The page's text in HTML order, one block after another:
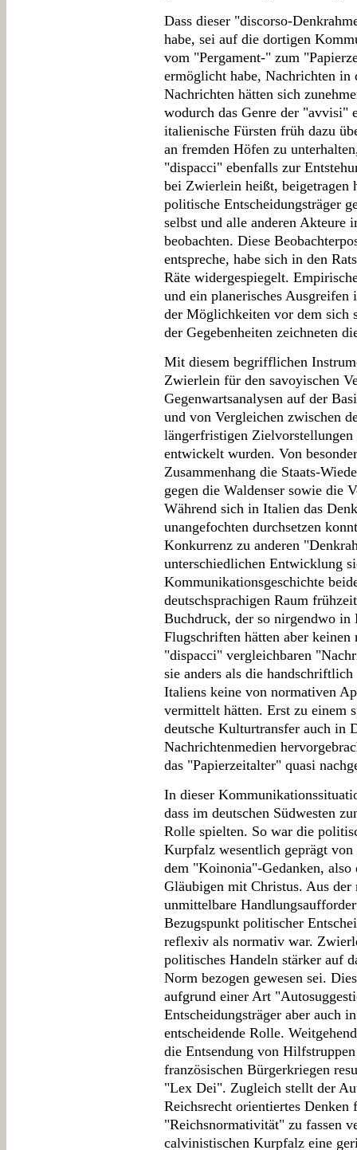
Dass dieser "discorso-
habe, sei auf die dortigen
vom "Pergament-" zum
ermöglicht habe, Nachrichten
Nachrichten hätten sich
wodurch das Genre der "avvisi"
italienische Fürsten früh dazu
an fremden Höfen zu
"dispacci" ebenfalls zur
bei Zwierlein heißt, beigetragen
politische Entscheidungsträger
selbst und alle anderen Akteure
beobachten. Diese
entspreche, habe sich in den
Räte widergespiegelt.
und ein planerisches
der Möglichkeiten vor dem sich
der Gegebenheiten zeichneten
Mit diesem begrifflichen
Zwierlein für den savoyischen
Gegenwartsanalysen auf der
und von Vergleichen zwischen
längerfristigen Zielvorstellungen
entwickelt wurden. Von
Zusammenhang die Staats-
gegen die Waldenser sowie die
Während sich in Italien das
unangefochten durchsetzen
Konkurrenz zu anderen
unterschiedlichen Entwicklung
Kommunikationsgeschichte
deutschsprachigen Raum
Buchdruck, der so nirgendwo in
Flugschriften hätten aber
"dispacci" vergleichbaren
sie anders als die
Italiens keine von normativen
vermittelt hätten. Erst zu einem
deutsche Kulturtransfer auch in
Nachrichtenmedien
das "Papierzeitalter" quasi
In dieser
dass im deutschen Südwesten
Rolle spielten. So war die
Kurpfalz wesentlich geprägt
dem "Koinonia"-Gedanken, also
Gläubigen mit Christus. Aus
unmittelbare
Bezugspunkt politischer
reflexiv als normativ war.
politisches Handeln stärker auf
Norm bezogen gewesen sei.
aufgrund einer Art
Entscheidungsträger aber auch
entscheidende Rolle.
die Entsendung von
französischen Bürgerkriegen
"Lex Dei". Zugleich stellt der
Reichsrecht orientiertes
"Reichsnormativität" zu fassen
calvinistischen Kurpfalz eine